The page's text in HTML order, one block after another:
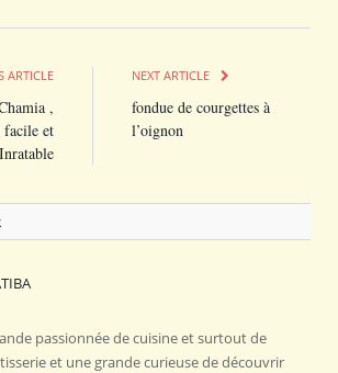
ARTICLE
,
facile et
Inratable
NEXT ARTICLE
fondue de courgettes à
l’oignon
passionnée de cuisine et surtout de
et une grande curieuse de découvrir